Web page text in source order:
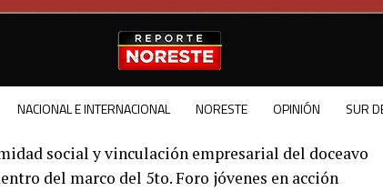
NACIONAL E INTERNACIONAL NORESTE OPINIÓN SUR
social y vinculación empresarial del doceavo
del marco del 5to. Foro jóvenes en acción